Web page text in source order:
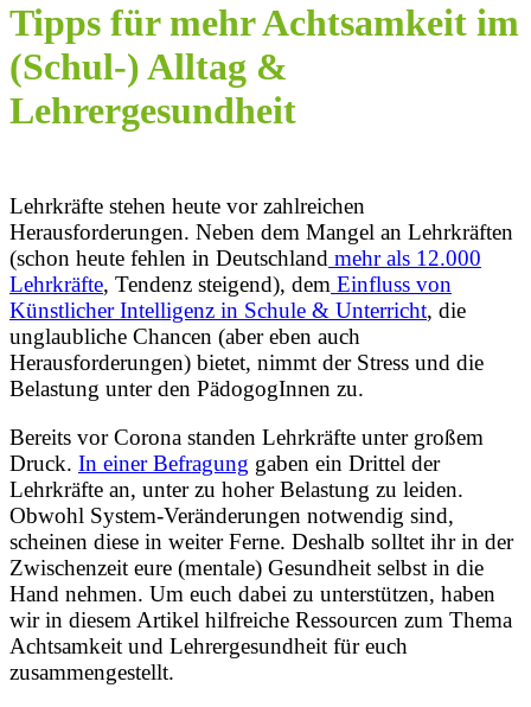
Tipps für mehr Achtsamkeit im
(Schul-) Alltag &
Lehrergesundheit
Lehrkräfte stehen heute vor zahlreichen
Herausforderungen. Neben dem Mangel an Lehrkräften
(schon heute fehlen in Deutschland mehr als 12.000
Lehrkräfte, Tendenz steigend), dem Einfluss von
Künstlicher Intelligenz in Schule & Unterricht, die
unglaubliche Chancen (aber eben auch
Herausforderungen) bietet, nimmt der Stress und die
Belastung unter den PädogogInnen zu.
Bereits vor Corona standen Lehrkräfte unter großem
Druck. In einer Befragung gaben ein Drittel der
Lehrkräfte an, unter zu hoher Belastung zu leiden.
Obwohl System-Veränderungen notwendig sind,
scheinen diese in weiter Ferne. Deshalb solltet ihr in der
Zwischenzeit eure (mentale) Gesundheit selbst in die
Hand nehmen. Um euch dabei zu unterstützen, haben
wir in diesem Artikel hilfreiche Ressourcen zum Thema
Achtsamkeit und Lehrergesundheit für euch
zusammengestellt.